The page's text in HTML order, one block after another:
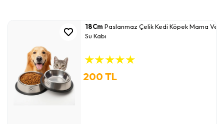
18Cm Paslanmaz Çelik Kedi Köpek Mama Ve
Su Kabı
★★★★★
200 TL